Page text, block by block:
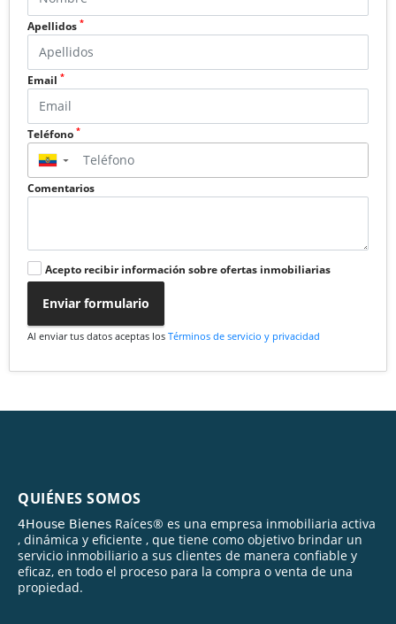
Apellidos *
Email *
Teléfono *
▼
Comentarios
Acepto recibir información sobre ofertas inmobiliarias
Enviar formulario
Al enviar tus datos aceptas los Términos de servicio y privacidad
QUIÉNES SOMOS
𝟦𝖧𝗈𝗎𝗌𝖾 𝖡𝗂𝖾𝗇𝖾𝗌 Raíces® es una empresa inmobiliaria activa
, dinámica y eficiente , que tiene como objetivo brindar un
servicio inmobiliario a sus clientes de manera confiable y
eficaz, en todo el proceso para la compra o venta de una
propiedad.